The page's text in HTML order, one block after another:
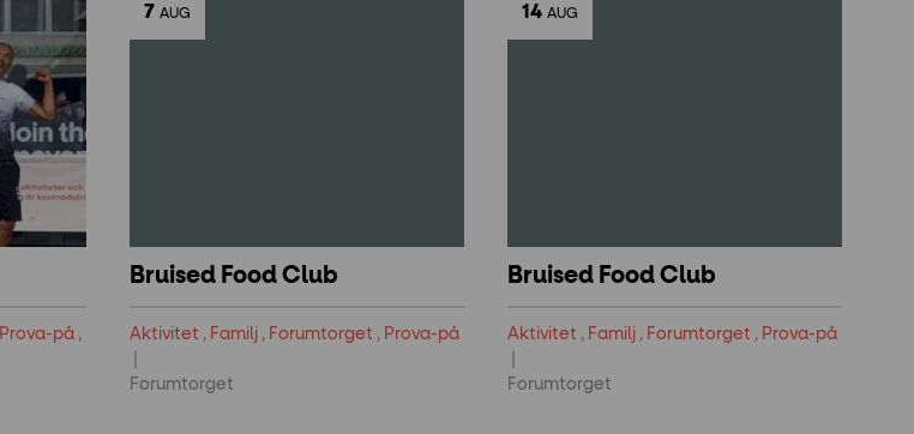
Prova-på ,
7 AUG
Bruised Food Club
Aktivitet , Familj , Forumtorget , Prova-på
Forumtorget
14 AUG
Bruised Food Club
Aktivitet , Familj , Forumtorget , Prova-på
Forumtorget